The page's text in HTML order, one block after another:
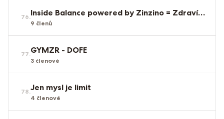
76. Inside Balance powered by Zinzino = Zdraví zevnitř
9 členů
77.GYMZR - DOFE
3 členové
78.Jen mysl je limit
4 členové